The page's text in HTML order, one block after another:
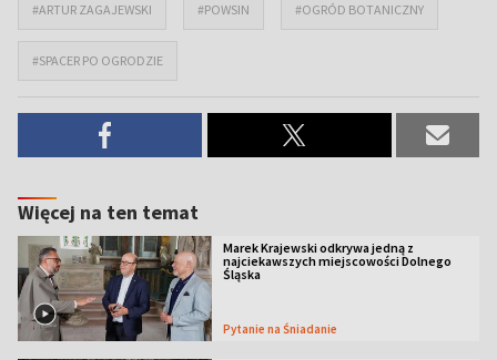
#ARTUR ZAGAJEWSKI #POWSIN #OGRÓD BOTANICZNY
#SPACER PO OGRODZIE
Więcej na ten temat
Marek Krajewski odkrywa jedną z
najciekawszych miejscowości Dolnego
Śląska
Pytanie na Śniadanie